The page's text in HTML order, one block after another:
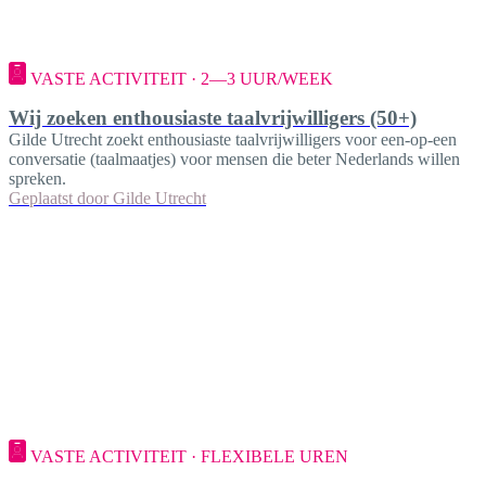
VASTE ACTIVITEIT · 2—3 UUR/WEEK
Wij zoeken enthousiaste taalvrijwilligers (50+)
Gilde Utrecht zoekt enthousiaste taalvrijwilligers voor een-op-een
conversatie (taalmaatjes) voor mensen die beter Nederlands willen
spreken.
Geplaatst door Gilde Utrecht
VASTE ACTIVITEIT · FLEXIBELE UREN